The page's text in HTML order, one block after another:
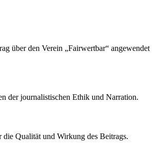
über den Verein „Fairwertbar“ angewendet
der journalistischen Ethik und Narration.
Qualität und Wirkung des Beitrags.